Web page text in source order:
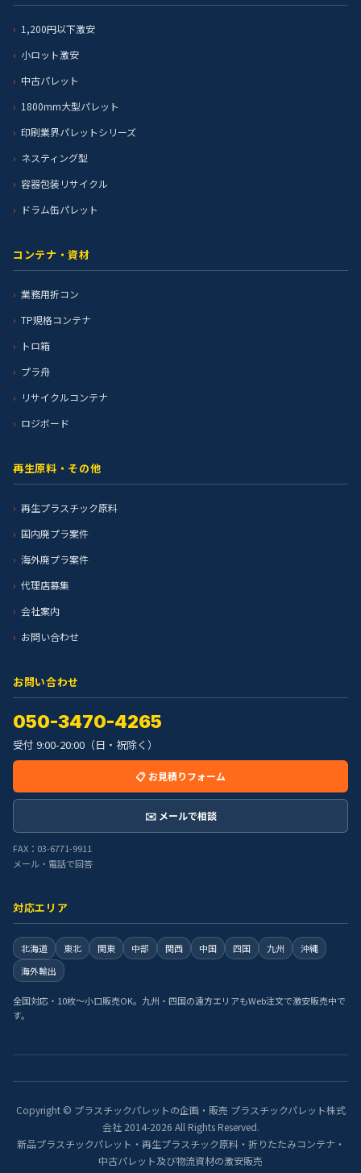
1,200円以下激安
小ロット激安
中古パレット
1800mm大型パレット
印刷業界パレットシリーズ
ネスティング型
容器包装リサイクル
ドラム缶パレット
コンテナ・資材
業務用折コン
TP規格コンテナ
トロ箱
プラ舟
リサイクルコンテナ
ロジボード
再生原料・その他
再生プラスチック原料
国内廃プラ案件
海外廃プラ案件
代理店募集
会社案内
お問い合わせ
お問い合わせ
050-3470-4265
受付 9:00-20:00（日・祝除く）
📋 お見積りフォーム
✉️ メールで相談
FAX：03-6771-9911
メール・電話で回答
対応エリア
北海道 東北 関東 中部 関西 中国 四国 九州
沖縄
海外輸出
全国対応・10枚〜小口販売OK。九州・四国の遠方エリアもWeb注文で激安販売中で
す。
Copyright © プラスチックパレットの企画・販売 プラスチックパレット株式
会社 2014-2026 All Rights Reserved.
新品プラスチックパレット・再生プラスチック原料・折りたたみコンテナ・
中古パレット及び物流資材の激安販売